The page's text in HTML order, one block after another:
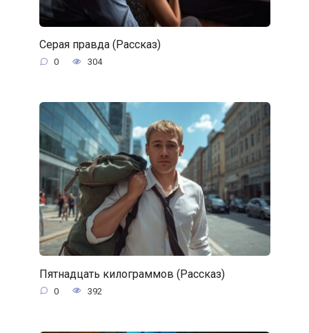
Серая правда (Рассказ)
0 304
Пятнадцать килограммов (Рассказ)
0 392